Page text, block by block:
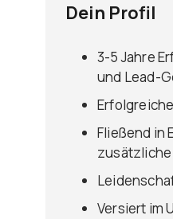
Dein Profil
3-5 Jahre
und Lead-
Fließend in
zusätzliche
Versiert im